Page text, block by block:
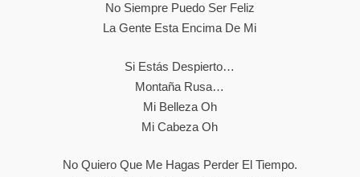
No Siempre Puedo Ser Feliz
La Gente Esta Encima De Mi
Si Estás Despierto…
Montaña Rusa…
Mi Belleza Oh
Mi Cabeza Oh
No Quiero Que Me Hagas Perder El Tiempo.